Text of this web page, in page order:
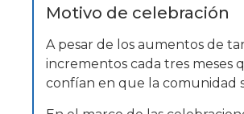
Motivo de celebración
A pesar de los aumentos de
incrementos cada tres meses
confían en que la comunidad